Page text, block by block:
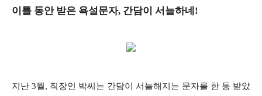
이틀 동안 받은 욕설문자, 간담이 서늘하네!
지난 3월, 직장인 박씨는 간담이 서늘해지는 문자를 한 통 받았